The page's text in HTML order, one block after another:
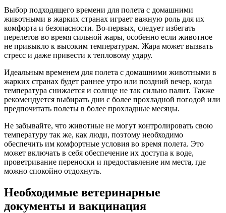
Выбор подходящего времени для полета с домашними
животными в жарких странах играет важную роль для их
комфорта и безопасности. Во-первых, следует избегать
перелетов во время сильной жары, особенно если животное
не привыкло к высоким температурам. Жара может вызвать
стресс и даже привести к тепловому удару.
Идеальным временем для полета с домашними животными в
жарких странах будет раннее утро или поздний вечер, когда
температура снижается и солнце не так сильно палит. Также
рекомендуется выбирать дни с более прохладной погодой или
предпочитать полеты в более прохладные месяцы.
Не забывайте, что животные не могут контролировать свою
температуру так же, как люди, поэтому необходимо
обеспечить им комфортные условия во время полета. Это
может включать в себя обеспечение их доступа к воде,
проветривание переноски и предоставление им места, где
можно спокойно отдохнуть.
Необходимые ветеринарные
документы и вакцинация